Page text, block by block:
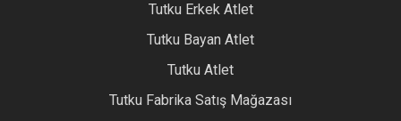
Tutku Erkek Atlet
Tutku Bayan Atlet
Tutku Atlet
Tutku Fabrika Satış Mağazası